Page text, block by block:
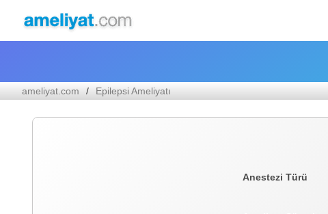
ameliyat.com Epilepsi Ameliyatı
Anestezi Türü